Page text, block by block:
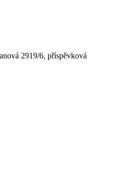
2919/6, příspěvková